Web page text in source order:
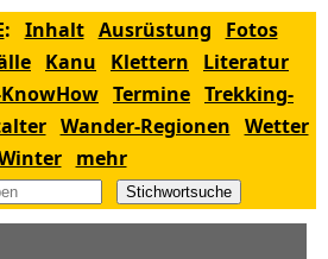
: Inhalt Ausrüstung
Fotos
Kanu Klettern
Literatur
KnowHow Termine Trekking-
Wander-Regionen Wetter
mehr
Stichwortsuche